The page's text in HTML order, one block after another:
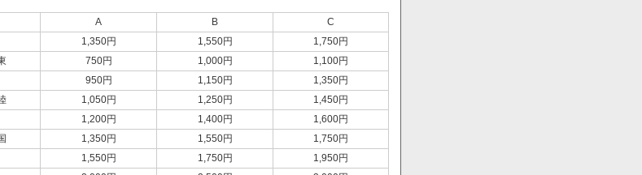
A B
C
1,350円 1,550円
1,750円
750円 1,000円
1,100円
950円 1,150円
1,350円
1,050円 1,250円
1,450円
1,200円 1,400円
1,600円
1,350円 1,550円
1,750円
1,550円 1,750円
1,950円